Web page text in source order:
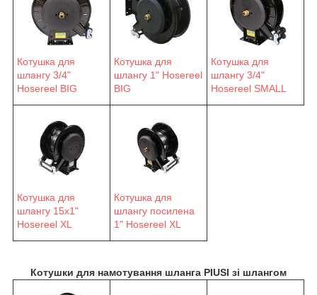
Котушка для
шлангу 3/4"
Hosereel BIG
Котушка для
шлангу 1" Hosereel
BIG
Котушка для
шлангу 3/4"
Hosereel SMALL
Котушка для
шлангу 15х1"
Hosereel XL
Котушка для
шлангу посилена
1" Hosereel XL
Котушки для намотування шланга PIUSI зі шлангом